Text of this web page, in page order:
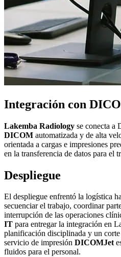
Integración con
Lakemba Radiology se conecta a
DICOM automatizada y de alta
orientada a cargas e impresiones
en la transferencia de datos para el
Despliegue
El despliegue enfrentó la logística
secuenciar el trabajo, coordinar
interrupción de las operaciones
IT para entregar la integración en
planificación disciplinada y un
servicio de impresión DICOMJet
fluidos para el personal.